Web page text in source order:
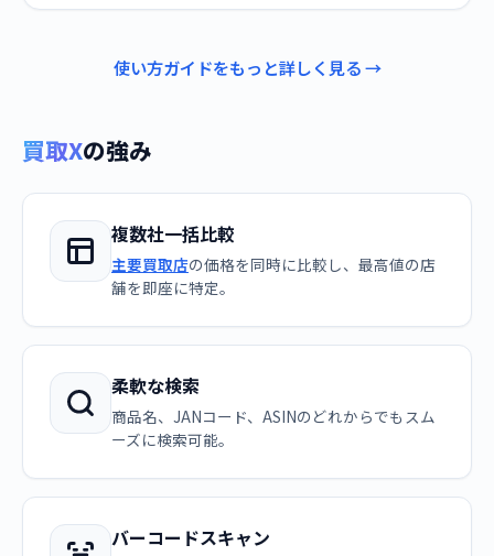
使い方ガイドをもっと詳しく見る →
買取Xの強み
複数社一括比較
主要買取店の価格を同時に比較し、最高値の店
舗を即座に特定。
柔軟な検索
商品名、JANコード、ASINのどれからでもスム
ーズに検索可能。
バーコードスキャン